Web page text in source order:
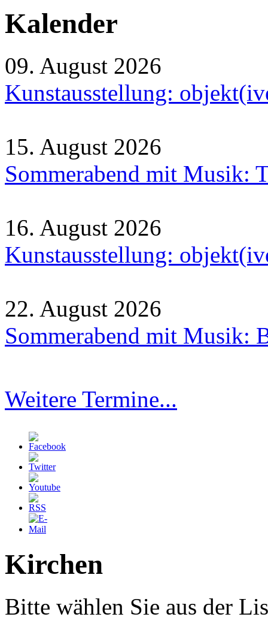
Kalender
09. August 2026
Kunstausstellung:
15. August 2026
Sommerabend mit Musik:
16. August 2026
Kunstausstellung:
22. August 2026
Sommerabend mit Musik:
Weitere Termine...
Kirchen
Bitte wählen Sie aus der